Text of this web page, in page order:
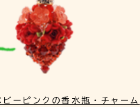
ビーピンクの香水瓶・チャーム